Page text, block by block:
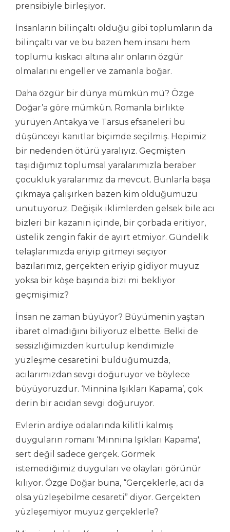
prensibiyle birleşiyor.
İnsanların bilinçaltı olduğu gibi toplumların da
bilinçaltı var ve bu bazen hem insanı hem
toplumu kıskacı altına alır onların özgür
olmalarını engeller ve zamanla boğar.
Daha özgür bir dünya mümkün mü? Özge
Doğar’a göre mümkün. Romanla birlikte
yürüyen Antakya ve Tarsus efsaneleri bu
düşünceyi kanıtlar biçimde seçilmiş. Hepimiz
bir nedenden ötürü yaralıyız. Geçmişten
taşıdığımız toplumsal yaralarımızla beraber
çocukluk yaralarımız da mevcut. Bunlarla başa
çıkmaya çalışırken bazen kim olduğumuzu
unutuyoruz. Değişik iklimlerden gelsek bile acı
bizleri bir kazanın içinde, bir çorbada eritiyor,
üstelik zengin fakir de ayırt etmiyor. Gündelik
telaşlarımızda eriyip gitmeyi seçiyor
bazılarımız, gerçekten eriyip gidiyor muyuz
yoksa bir köşe başında bizi mi bekliyor
geçmişimiz?
İnsan ne zaman büyüyor? Büyümenin yaştan
ibaret olmadığını biliyoruz elbette. Belki de
sessizliğimizden kurtulup kendimizle
yüzleşme cesaretini bulduğumuzda,
acılarımızdan sevgi doğuruyor ve böylece
büyüyoruzdur. ‘Minnina Işıkları Kapama’, çok
derin bir acıdan sevgi doğuruyor.
Evlerin ardiye odalarında kilitli kalmış
duyguların romanı ‘Minnina Işıkları Kapama',
sert değil sadece gerçek. Görmek
istemediğimiz duyguları ve olayları görünür
kılıyor. Özge Doğar buna, “Gerçeklerle, acı da
olsa yüzleşebilme cesareti” diyor. Gerçekten
yüzleşemiyor muyuz gerçeklerle?